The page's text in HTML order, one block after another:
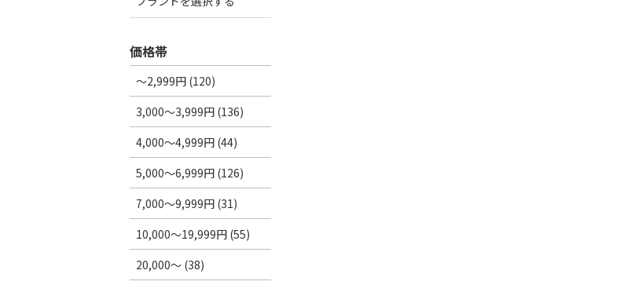
価格帯
～2,999円 (120)
3,000～3,999円 (136)
4,000～4,999円 (44)
5,000～6,999円 (126)
7,000～9,999円 (31)
10,000～19,999円 (55)
20,000～ (38)